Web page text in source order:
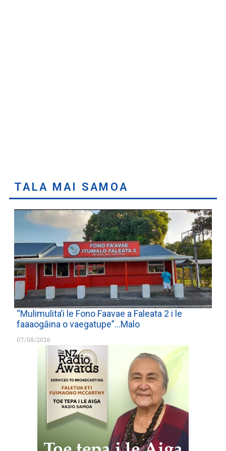
TALA MAI SAMOA
“Mulimulita’i le Fono Faavae a Faleata 2 i le
faaaogāina o vaegatupe”…Malo
07/08/2026